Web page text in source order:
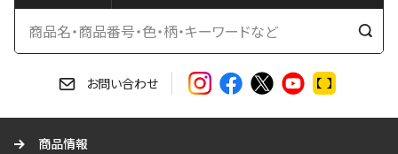
検
お問い合わせ
商品情報